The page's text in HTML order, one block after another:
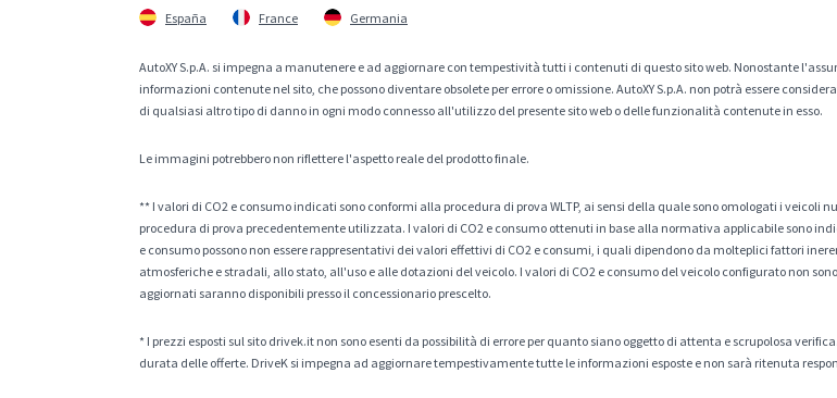
España France Germania
AutoXY S.p.A. si impegna a manutenere e ad aggiornare con tempestività tutti i contenuti di questo sito web. Nonostante
informazioni contenute nel sito, che possono diventare obsolete per errore o omissione. AutoXY S.p.A. non potrà essere
di qualsiasi altro tipo di danno in ogni modo connesso all'utilizzo del presente sito web o delle funzionalità contenute in esso.
Le immagini potrebbero non riflettere l'aspetto reale del prodotto finale.
** I valori di CO2 e consumo indicati sono conformi alla procedura di prova WLTP, ai sensi della quale sono omologati i veicoli
procedura di prova precedentemente utilizzata. I valori di CO2 e consumo ottenuti in base alla normativa applicabile sono
e consumo possono non essere rappresentativi dei valori effettivi di CO2 e consumi, i quali dipendono da molteplici fattori
atmosferiche e stradali, allo stato, all'uso e alle dotazioni del veicolo. I valori di CO2 e consumo del veicolo configurato non
aggiornati saranno disponibili presso il concessionario prescelto.
* I prezzi esposti sul sito drivek.it non sono esenti da possibilità di errore per quanto siano oggetto di attenta e scrupolosa
durata delle offerte. DriveK si impegna ad aggiornare tempestivamente tutte le informazioni esposte e non sarà ritenuta